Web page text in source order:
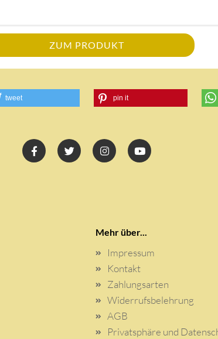
ZUM PRODUKT
tweet pin it
Mehr über...
Impressum
Kontakt
Zahlungsarten
Widerrufsbelehrung
AGB
Privatsphäre und